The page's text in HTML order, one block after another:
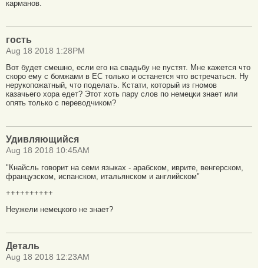
карманов.
гость
Aug 18 2018 1:28PM
Вот будет смешно, если его на свадьбу не пустят. Мне кажется что
скоро ему с бомжами в ЕС только и останется что встречаться. Ну
нерукопожатный, что поделать. Кстати, который из гномов
казачьего хора едет? Этот хоть пару слов по немецки знает или
опять только с переводчиком?
Удивляющийся
Aug 18 2018 10:45AM
"Кнайсль говорит на семи языках - арабском, иврите, венгерском,
французском, испанском, итальянском и английском"
++++++++++
Неужели немецкого не знает?
Деталь
Aug 18 2018 12:23AM